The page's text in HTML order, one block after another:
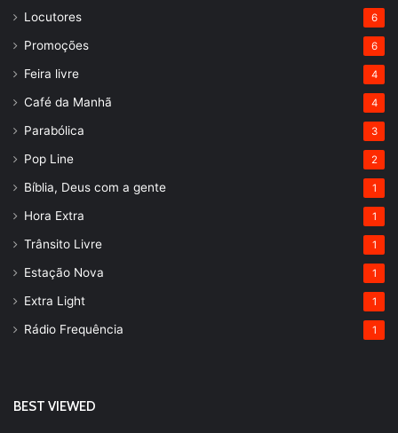
Locutores 6
Promoções 6
Feira livre 4
Café da Manhã 4
Parabólica 3
Pop Line 2
Bíblia, Deus com a gente 1
Hora Extra 1
Trânsito Livre 1
Estação Nova 1
Extra Light 1
Rádio Frequência 1
BEST VIEWED